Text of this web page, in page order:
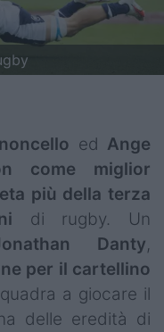
ed Ange
come miglior
più della terza
di rugby. Un
Danty,
per il cartellino
a giocare il
delle eredità di